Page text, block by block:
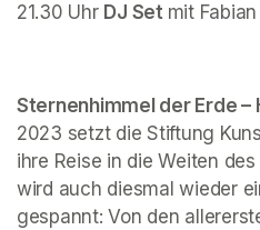
21.30 Uhr DJ Set mit
Sternenhimmel der Erde
2023 setzt die Stiftung
ihre Reise in die Weiten
wird auch diesmal wieder
gespannt: Von den